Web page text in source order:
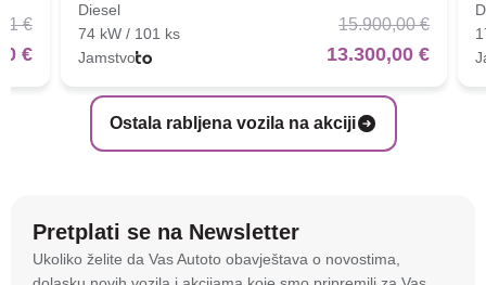
Ostala rabljena vozila na akciji
€
€
Diesel
74 kW / 101 ks
Jamstvo
15.900,00 €
13.300,00 €
Pretplati se na Newsletter
Ukoliko želite da Vas Autoto obavještava o novostima,
Na stranici
tehnologije kako bismo spremali i pristupali